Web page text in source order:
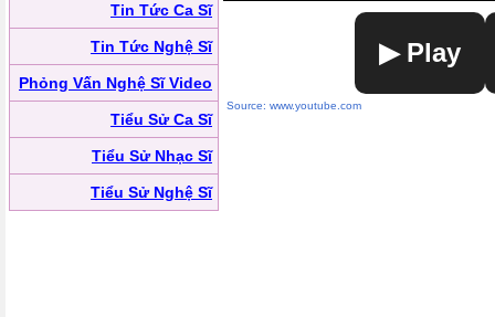
Tin Tức Ca Sĩ
Tin Tức Nghệ Sĩ
Phỏng Vấn Nghệ Sĩ Video
Tiểu Sử Ca Sĩ
Tiểu Sử Nhạc Sĩ
Tiểu Sử Nghệ Sĩ
▶ Play
Source: www.youtube.com